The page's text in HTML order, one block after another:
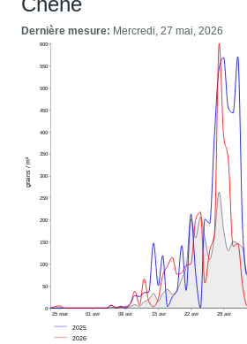
Dernière mesure: Mercredi, 27 mai, 2026
2025
2026
25 mar 01 avr 08 avr 15 avr 22 avr 29 avr
0
50
100
150
200
250
300
350
400
450
500
550
600
grains / m³